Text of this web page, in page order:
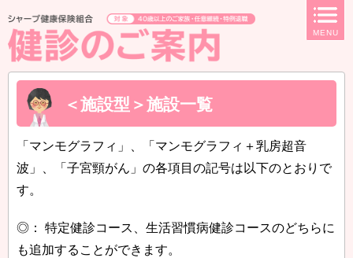
MENU
＜施設型＞施設一覧
「マンモグラフィ」、「マンモグラフィ＋乳房超音
波」、「子宮頸がん」の各項目の記号は以下のとおりで
す。
◎： 特定健診コース、生活習慣病健診コースのどちらに
も追加することができます。